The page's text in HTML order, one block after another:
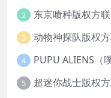
2 东京喰种版权方
3 动物神探队版权
4
5 超迷你战士版权